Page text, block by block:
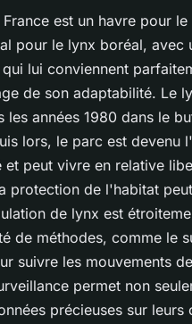
France est un havre pour
pour le lynx boréal, avec
lui conviennent
de son adaptabilité. Le
les années 1980 dans le
lors, le parc est devenu
peut vivre en relative
protection de l'habitat
de lynx est
de méthodes, comme le
suivre les mouvements
permet non
précieuses sur leurs